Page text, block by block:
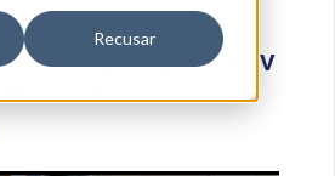
Recusar
de reportagem na TV
Paranaíba